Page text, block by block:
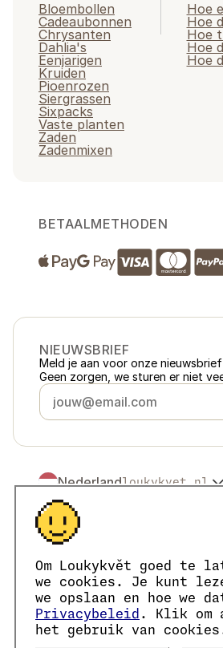
Om Loukykvět goed te
we cookies. Je kunt
we opslaan en hoe we
Privacybeleid . Klik om
het gebruik van
Bloembollen
Cadeaubonnen
Chrysanten
Dahlia's
Eenjarigen
Kruiden
Pioenrozen
Siergrassen
Sixpacks
Vaste planten
Zaden
Zadenmixen
Hoe
Hoe
Hoe
Hoe
Hoe
BETAALMETHODEN
NIEUWSBRIEF
Meld je aan voor onze
Geen zorgen, we sturen er niet
Nederlandloukykvet.nl
Česko
Slovensko
Polskaloukykvet.pl
Österreichloukykvet.at
Deutschlandloukykvet.de
Franceloukykvet.fr
Belgiëloukykvet.be
Danmarkloukykvet.dk
© 2016 →
Loukykvět s.r.o. staat
We zijn aangesloten bij het EKO-
Wij gebruiken registratienummer
Ons KvK-nummer is 05663687,
Het ID van de data box is
Het EORI-nummer is CZ05663687.
Wij zijn btw-plichtig.